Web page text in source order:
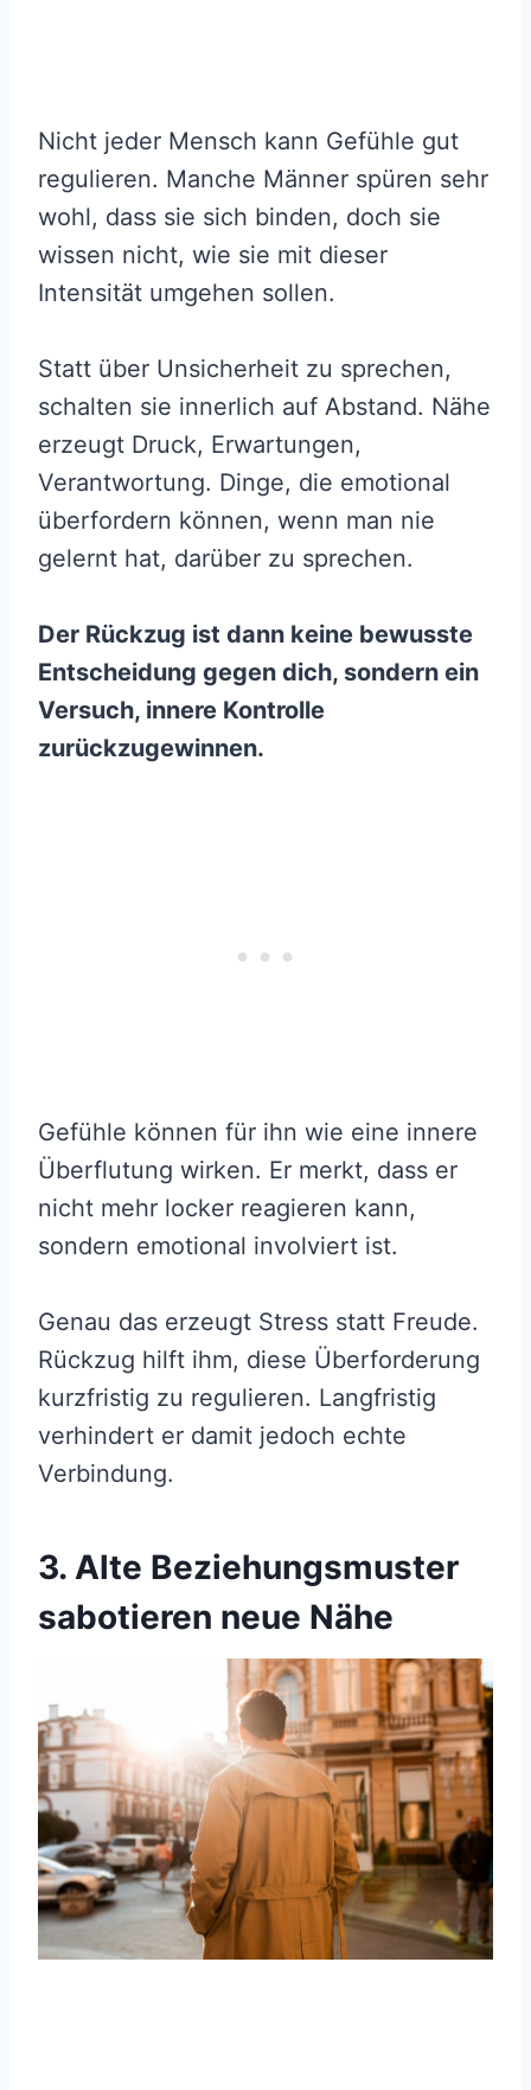
Nicht jeder Mensch kann Gefühle gut
regulieren. Manche Männer spüren sehr
wohl, dass sie sich binden, doch sie
wissen nicht, wie sie mit dieser
Intensität umgehen sollen.
Statt über Unsicherheit zu sprechen,
schalten sie innerlich auf Abstand. Nähe
erzeugt Druck, Erwartungen,
Verantwortung. Dinge, die emotional
überfordern können, wenn man nie
gelernt hat, darüber zu sprechen.
Der Rückzug ist dann keine bewusste
Entscheidung gegen dich, sondern ein
Versuch, innere Kontrolle
zurückzugewinnen.
Gefühle können für ihn wie eine innere
Überflutung wirken. Er merkt, dass er
nicht mehr locker reagieren kann,
sondern emotional involviert ist.
Genau das erzeugt Stress statt Freude.
Rückzug hilft ihm, diese Überforderung
kurzfristig zu regulieren. Langfristig
verhindert er damit jedoch echte
Verbindung.
3. Alte Beziehungsmuster
sabotieren neue Nähe